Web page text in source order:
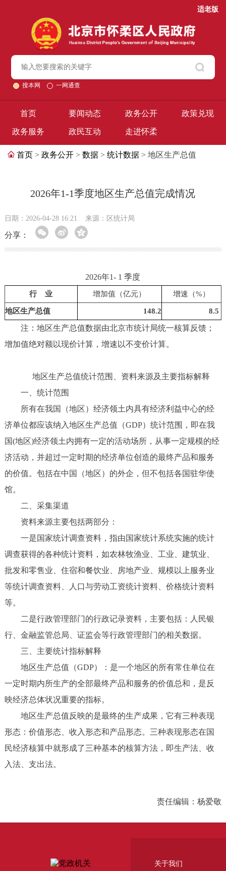
适老版
搜本网 一网通查
首页 要闻动态 政务公开 政策兑现
政务服务 政民互动 走进怀柔
首页 > 政务公开 > 数据 > 统计数据 > 地区生产总值
2026年1-1季度地区生产总值完成情况
日期：2026-04-28 16:21 来源：区统计局
分享：
2026年1- 1 季度
行 业 增加值（亿元） 增速（%）
地区生产总值 148.2 8.5
注：地区生产总值数据由北京市统计局统一核算反馈；
增加值绝对额以现价计算，增速以不变价计算。
地区生产总值统计范围、资料来源及主要指标解释
一、统计范围
所有在我国（地区）经济领土内具有经济利益中心的经
济单位都应该纳入地区生产总值（GDP）统计范围，即在我
国(地区)经济领土内拥有一定的活动场所，从事一定规模的经
济活动，并超过一定时期的经济单位创造的最终产品和服务
的价值。包括在中国（地区）的外企，但不包括各国驻华使
馆。
二、采集渠道
资料来源主要包括两部分：
一是国家统计调查资料，指由国家统计系统实施的统计
调查获得的各种统计资料，如农林牧渔业、工业、建筑业、
批发和零售业、住宿和餐饮业、房地产业、规模以上服务业
等统计调查资料、人口与劳动工资统计资料、价格统计资料
等。
二是行政管理部门的行政记录资料，主要包括：人民银
行、金融监管总局、证监会等行政管理部门的相关数据。
三、主要统计指标解释
地区生产总值（GDP）：是一个地区的所有常住单位在
一定时期内所生产的全部最终产品和服务的价值总和，是反
映经济总体状况重要的指标。
地区生产总值反映的是最终的生产成果，它有三种表现
形态：价值形态、收入形态和产品形态。三种表现形态在国
民经济核算中就形成了三种基本的核算方法，即生产法、收
入法、支出法。
责任编辑：杨爱敬
关于我们